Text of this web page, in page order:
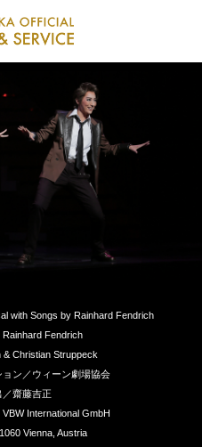
with Songs by Rainhard Fendrich
Fendrich
Christian Struppeck
ン／ウィーン劇場協会
齋藤吉正
International GmbH
Vienna, Austria